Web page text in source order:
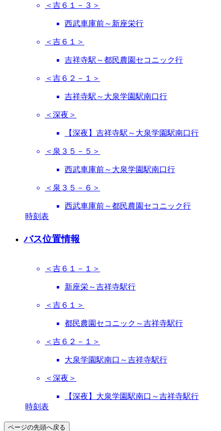
＜吉６１－３＞
西武車庫前～新座栄行
＜吉６１＞
吉祥寺駅～都民農園セコニック行
＜吉６２－１＞
吉祥寺駅～大泉学園駅南口行
＜深夜＞
【深夜】吉祥寺駅～大泉学園駅南口行
＜泉３５－５＞
西武車庫前～大泉学園駅南口行
＜泉３５－６＞
西武車庫前～都民農園セコニック行
時刻表
バス位置情報
＜吉６１－１＞
新座栄～吉祥寺駅行
＜吉６１＞
都民農園セコニック～吉祥寺駅行
＜吉６２－１＞
大泉学園駅南口～吉祥寺駅行
＜深夜＞
【深夜】大泉学園駅南口～吉祥寺駅行
時刻表
ページの先頭へ戻る